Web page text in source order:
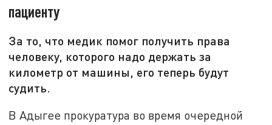
пациенту
За то, что медик помог получить права
человеку, которого надо держать за
километр от машины, его теперь будут
судить.
В Адыгее прокуратура во время очередной